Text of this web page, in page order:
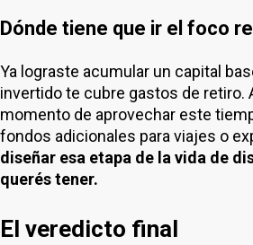
Dónde tiene que ir el foco
Ya lograste acumular un capital
invertido te cubre gastos de retiro.
momento de aprovechar este
fondos adicionales para viajes o
diseñar esa etapa de la vida de
querés tener.
El veredicto final